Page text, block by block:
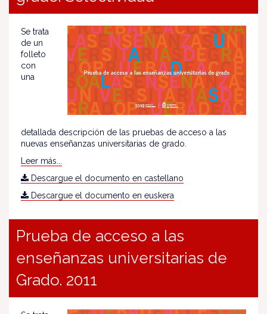
Se trata
de un
folleto
con
una
detallada descripción de las pruebas de acceso a las
nuevas enseñanzas universitarias de grado.
Leer más...
Descargue el documento en castellano
Descargue el documento en euskera
Prueba de acceso a las
enseñanzas universitarias de
Grado. 2011